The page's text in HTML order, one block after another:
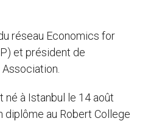
réseau Economics for
et président de
à Istanbul le 14 août
diplôme au Robert College